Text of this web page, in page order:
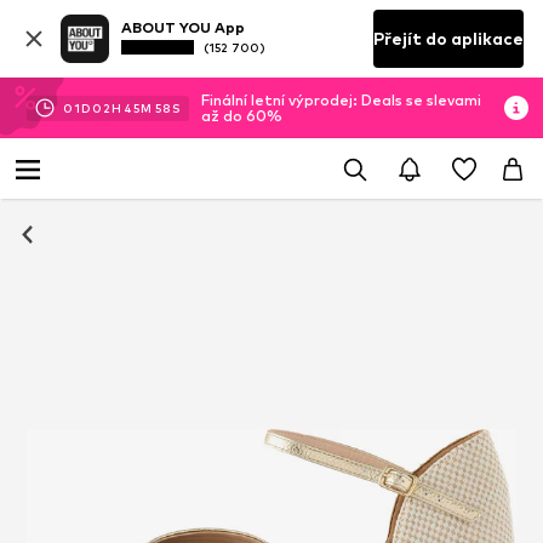
ABOUT YOU App
(152 700) Přejít do aplikace
01D 02H 45M 58 S
Finální letní výprodej: Deals se slevami
až do 60%